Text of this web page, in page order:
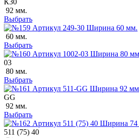
92 мм.
Выбрать
60 мм.
Выбрать
03
80 мм.
Выбрать
GG
92 мм.
Выбрать
511 (75) 40